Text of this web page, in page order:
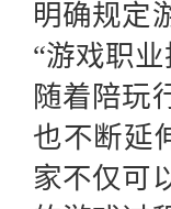
明确规定
“游戏职
随着陪玩
也不断延
家不仅可